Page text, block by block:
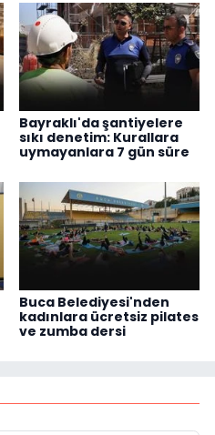
Bayraklı'da şantiyelere
sıkı denetim: Kurallara
uymayanlara 7 gün süre
Buca Belediyesi'nden
kadınlara ücretsiz pilates
ve zumba dersi